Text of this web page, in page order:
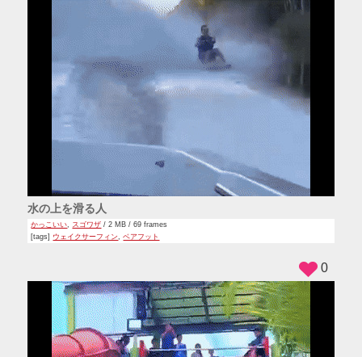
水の上を滑る人
かっこいい, スゴワザ / 2 MB / 69 frames
[tags] ウェイクサーフィン ,ベアフット
0